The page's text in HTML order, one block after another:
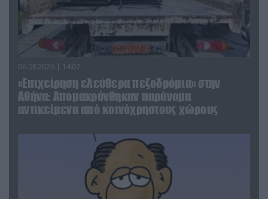
06.08.2026 | 14:02
«Επιχείρηση ελεύθερα πεζοδρόμια» στην
Αθήνα: Απομακρύνθηκαν παράνομα
αντικείμενα από κοινόχρηστους χώρους